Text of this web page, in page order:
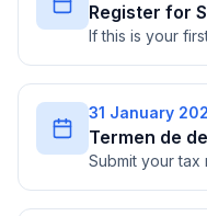
Register for
If this is your
31 January
Termen de
Submit your